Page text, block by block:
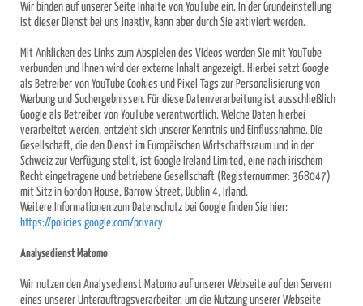
Wir binden auf unserer Seite Inhalte von YouTube ein. In der Grundeinstellung
ist dieser Dienst bei uns inaktiv, kann aber durch Sie aktiviert werden.
Mit Anklicken des Links zum Abspielen des Videos werden Sie mit YouTube
verbunden und Ihnen wird der externe Inhalt angezeigt. Hierbei setzt Google
als Betreiber von YouTube Cookies und Pixel-Tags zur Personalisierung von
Werbung und Suchergebnissen. Für diese Datenverarbeitung ist ausschließlich
Google als Betreiber von YouTube verantwortlich. Welche Daten hierbei
verarbeitet werden, entzieht sich unserer Kenntnis und Einflussnahme. Die
Gesellschaft, die den Dienst im Europäischen Wirtschaftsraum und in der
Schweiz zur Verfügung stellt, ist Google Ireland Limited, eine nach irischem
Recht eingetragene und betriebene Gesellschaft (Registernummer: 368047)
mit Sitz in Gordon House, Barrow Street, Dublin 4, Irland.
Weitere Informationen zum Datenschutz bei Google finden Sie hier:
https://policies.google.com/privacy
Analysedienst Matomo
Wir nutzen den Analysedienst Matomo auf unserer Webseite auf den Servern
eines unserer Unterauftragsverarbeiter, um die Nutzung unserer Webseite